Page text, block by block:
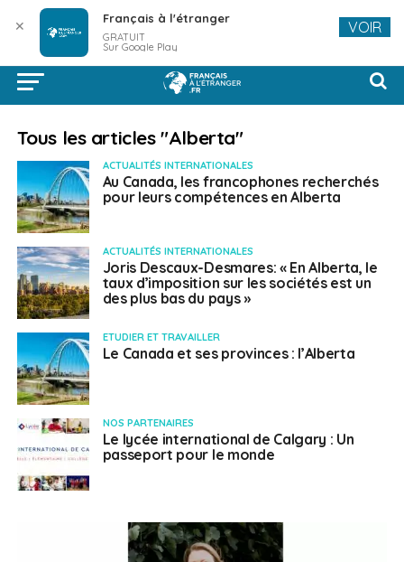
Tous les articles "Alberta"
ACTUALITÉS INTERNATIONALES
Au Canada, les francophones recherchés
pour leurs compétences en Alberta
ACTUALITÉS INTERNATIONALES
Joris Descaux-Desmares: « En Alberta, le
taux d’imposition sur les sociétés est un
des plus bas du pays »
ETUDIER ET TRAVAILLER
Le Canada et ses provinces : l’Alberta
NOS PARTENAIRES
Le lycée international de Calgary : Un
passeport pour le monde
✕ Français à l'étranger
GRATUIT
Sur Google Play
VOIR